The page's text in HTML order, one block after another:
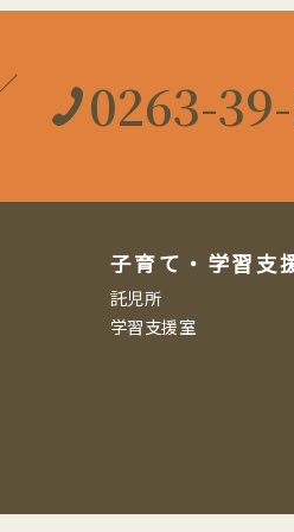
0263-
子育て・学習支
託児所
学習支援室